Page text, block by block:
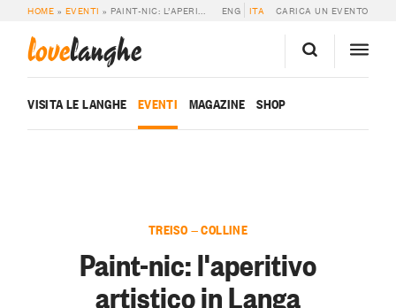
HOME » EVENTI » PAINT-NIC: L’APERITIVO ARTISTICO IN LANGA ENG ITA CARICA UN EVENTO
lovelanghe
VISITA LE LANGHE EVENTI MAGAZINE SHOP
TREISO — COLLINE
Paint-nic: l'aperitivo
artistico in Langa